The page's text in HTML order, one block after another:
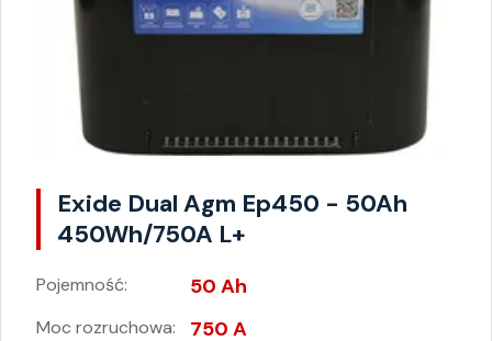
Exide Dual Agm Ep450 - 50Ah
450Wh/750A L+
Pojemność: 50 Ah
Moc rozruchowa: 750 A